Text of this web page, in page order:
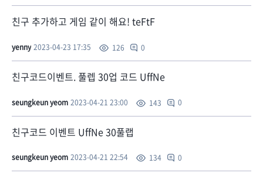
친구 추가하고 게임 같이 해요! teFtF
yenny 2023-04-23 17:35 126 0
친구코드이벤트. 풀렙 30업 코드 UffNe
seungkeun yeom 2023-04-21 23:00 143 0
친구코드 이벤트 UffNe 30풀랩
seungkeun yeom 2023-04-21 22:54 134 0